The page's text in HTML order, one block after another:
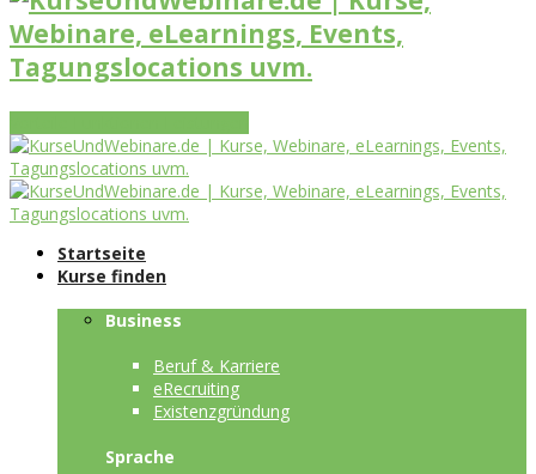
Startseite
Kurse finden
Business
Beruf & Karriere
eRecruiting
Existenzgründung
Sprache